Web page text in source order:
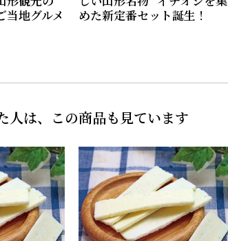
当地グルメ
めた新定番セット誕生！
人は、この商品も見ています